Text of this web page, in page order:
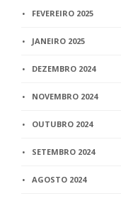
FEVEREIRO 2025
JANEIRO 2025
DEZEMBRO 2024
NOVEMBRO 2024
OUTUBRO 2024
SETEMBRO 2024
AGOSTO 2024